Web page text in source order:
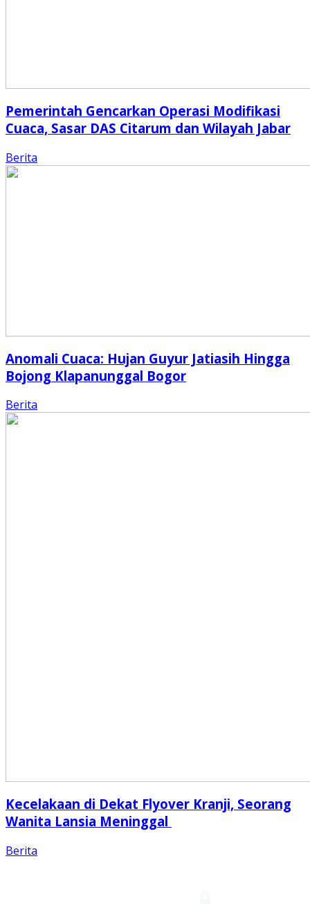
Pemerintah Gencarkan Operasi Modifikasi
Cuaca, Sasar DAS Citarum dan Wilayah Jabar
Berita
Anomali Cuaca: Hujan Guyur Jatiasih Hingga
Bojong Klapanunggal Bogor
Berita
Kecelakaan di Dekat Flyover Kranji, Seorang
Wanita Lansia Meninggal
Berita